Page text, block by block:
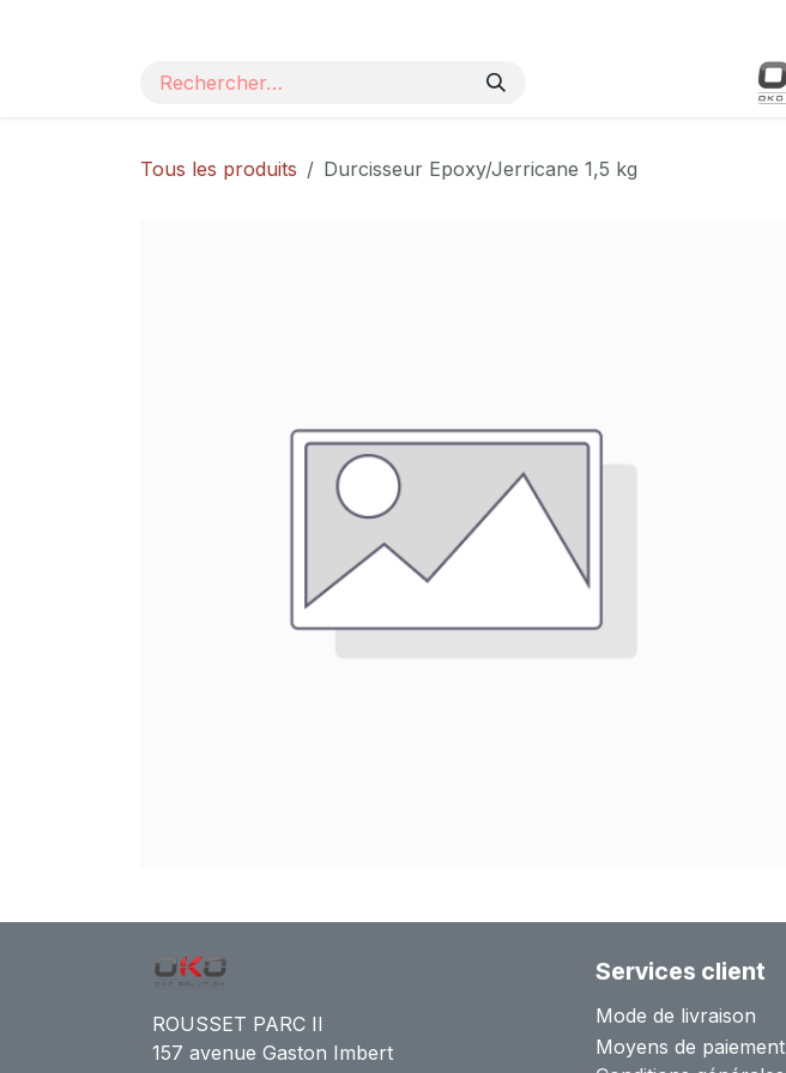
Tous les produits Durcisseur Epoxy/Jerricane 1,5 kg
ROUSSET PARC II
157 avenue Gaston Imbert
Services client
Mode de livraison
Moyens de paiement